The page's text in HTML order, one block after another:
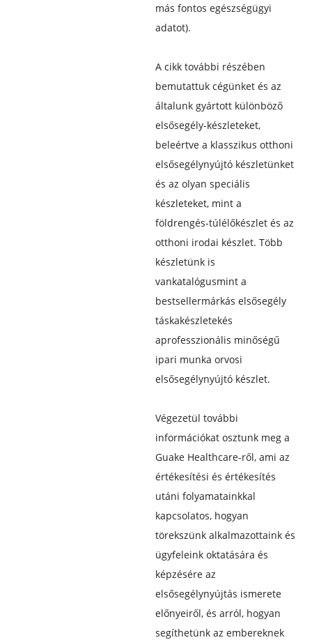
más fontos egészségügyi
adatot).
A cikk további részében
bemutattuk cégünket és az
általunk gyártott különböző
elsősegély-készleteket,
beleértve a klasszikus otthoni
elsősegélynyújtó készletünket
és az olyan speciális
készleteket, mint a
földrengés-túlélőkészlet és az
otthoni irodai készlet. Több
készletünk is
vankatalógusmint a
bestsellermárkás elsősegély
táskakészletekés
aprofesszionális minőségű
ipari munka orvosi
elsősegélynyújtó készlet.
Végezetül további
információkat osztunk meg a
Guake Healthcare-ről, ami az
értékesítési és értékesítés
utáni folyamatainkkal
kapcsolatos, hogyan
törekszünk alkalmazottaink és
ügyfeleink oktatására és
képzésére az
elsősegélynyújtás ismerete
előnyeiről, és arról, hogyan
segíthetünk az embereknek